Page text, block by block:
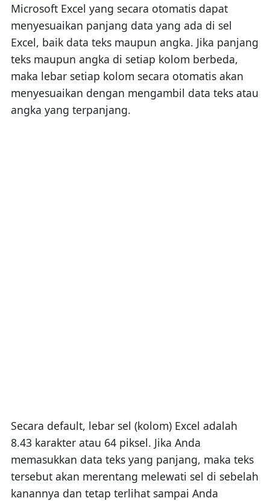
Microsoft Excel yang secara otomatis dapat
menyesuaikan panjang data yang ada di sel
Excel, baik data teks maupun angka. Jika panjang
teks maupun angka di setiap kolom berbeda,
maka lebar setiap kolom secara otomatis akan
menyesuaikan dengan mengambil data teks atau
angka yang terpanjang.
Secara default, lebar sel (kolom) Excel adalah
8.43 karakter atau 64 piksel. Jika Anda
memasukkan data teks yang panjang, maka teks
tersebut akan merentang melewati sel di sebelah
kanannya dan tetap terlihat sampai Anda